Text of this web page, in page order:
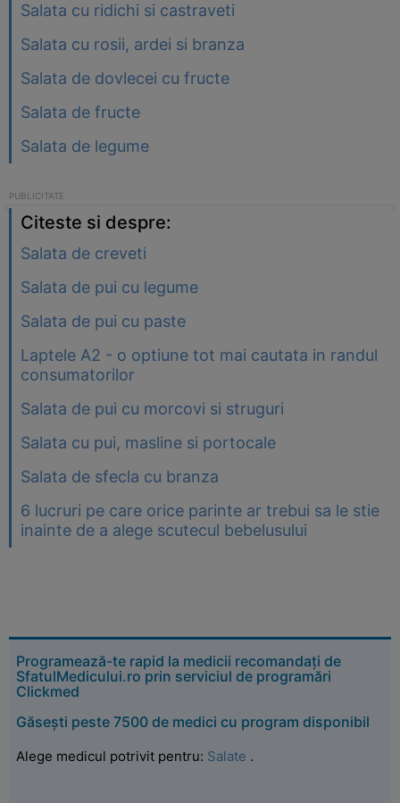
Salata cu ridichi si castraveti
Salata cu rosii, ardei si branza
Salata de dovlecei cu fructe
Salata de fructe
Salata de legume
Citeste si despre:
Salata de creveti
Salata de pui cu legume
Salata de pui cu paste
Laptele A2 - o optiune tot mai cautata in randul
consumatorilor
Salata de pui cu morcovi si struguri
Salata cu pui, masline si portocale
Salata de sfecla cu branza
6 lucruri pe care orice parinte ar trebui sa le stie
inainte de a alege scutecul bebelusului
Programează-te rapid la medicii recomandați de
SfatulMedicului.ro prin serviciul de programări
Clickmed
Găsești peste 7500 de medici cu program disponibil
Alege medicul potrivit pentru: Salate .